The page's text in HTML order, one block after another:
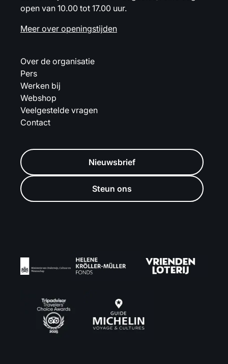
open van 10.00 tot 17.00 uur.
Meer over openingstijden
Over de organisatie
Pers
Werken bij
Webshop
Veelgestelde vragen
Contact
Nieuwsbrief
Steun ons